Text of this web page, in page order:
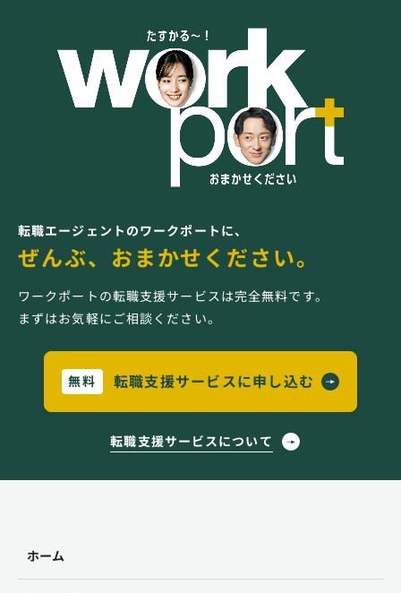
転職エージェントのワークポートに、
ぜんぶ、おまかせください。
ワークポートの転職支援サービスは完全無料です。
まずはお気軽にご相談ください。
無料 転職支援サービスに申し込む
転職支援サービスについて
ホーム